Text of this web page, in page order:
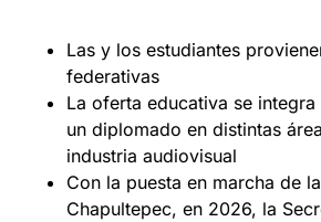
Las y los estudiantes
federativas
La oferta educativa se
un diplomado en distintas
industria audiovisual
Con la puesta en marcha de
Chapultepec, en 2026, la